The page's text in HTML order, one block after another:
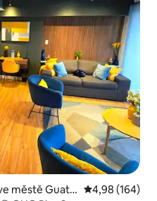
městě Guate Průměrné
4,98 (164)